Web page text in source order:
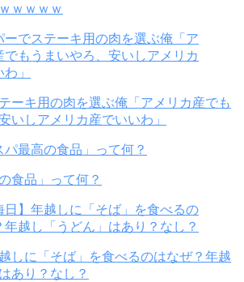
ｗｗｗｗ
ーキ用の肉を選ぶ俺「アメリカ産でも
いしアメリカ産でいいわ」
食品」って何？
しに「そば」を食べるのはなぜ？年越
あり？なし？